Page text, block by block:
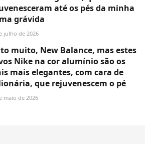
até os pés da minha
grávida
julho de 2026
muito, New Balance, mas estes
Nike na cor alumínio são os
mais elegantes, com cara de
que rejuvenescem o pé
maio de 2026